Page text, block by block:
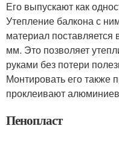
Его выпускают как
Утепление балкона с
материал поставляется
мм. Это позволяет
руками без потери
Монтировать его также
проклеивают
Пенопласт